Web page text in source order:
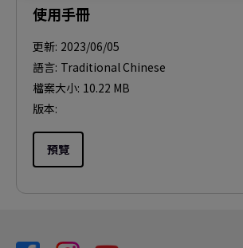
使用手冊
更新: 2023/06/05
語言: Traditional Chinese
檔案大小: 10.22 MB
版本:
預覽